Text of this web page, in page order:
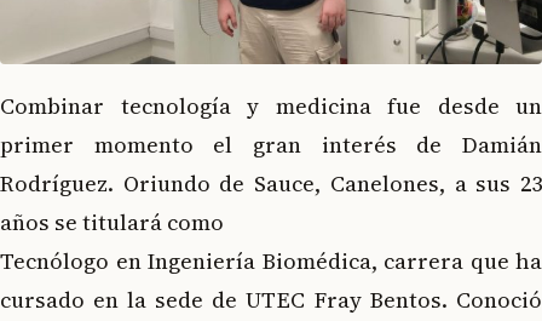
Combinar tecnología y medicina fue desde un
primer momento el gran interés de Damián
Rodríguez. Oriundo de Sauce, Canelones, a sus 23
años se titulará como
Tecnólogo en Ingeniería Biomédica, carrera que ha
cursado en la sede de UTEC Fray Bentos. Conoció